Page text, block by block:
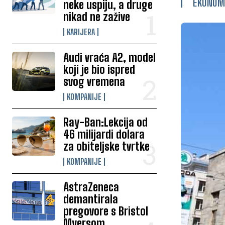
neke uspiju, a druge
nikad ne zažive
KARIJERA
Audi vraća A2, model
koji je bio ispred
svog vremena
KOMPANIJE
Ray-Ban:Lekcija od
46 milijardi dolara
za obiteljske tvrtke
KOMPANIJE
AstraZeneca
demantirala
pregovore s Bristol